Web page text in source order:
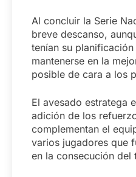
Al concluir la Serie
breve descanso,
tenían su
mantenerse en la
posible de cara a los
El avesado estratega
adición de los
complementan el
varios jugadores que
en la consecución del